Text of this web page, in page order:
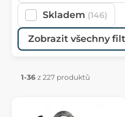
Skladem (146)
Zobrazit všechny
1-36 z 227 produktů